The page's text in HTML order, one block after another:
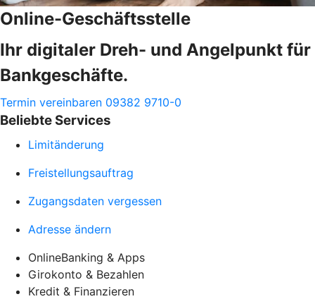
Online-Geschäftsstelle
Ihr digitaler Dreh- und Angelpunkt für
Bankgeschäfte.
Termin vereinbaren 09382 9710-0
Beliebte Services
Limitänderung
Freistellungsauftrag
Zugangsdaten vergessen
Adresse ändern
OnlineBanking & Apps
Girokonto & Bezahlen
Kredit & Finanzieren